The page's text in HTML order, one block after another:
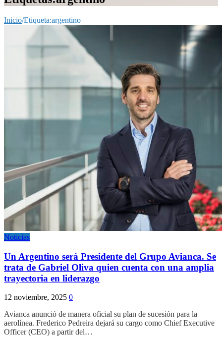
Inicio/Etiqueta:argentino
Noticias
Un Argentino será Presidente del Grupo Avianca. Se
trata de Gabriel Oliva quien cuenta con una amplia
trayectoria en liderazgo
12 noviembre, 2025 0
Avianca anunció de manera oficial su plan de sucesión para la
aerolínea. Frederico Pedreira dejará su cargo como Chief Executive
Officer (CEO) a partir del…